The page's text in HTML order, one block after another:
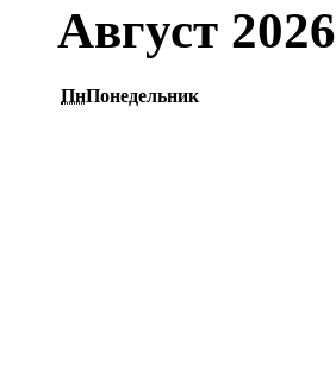
Август 2026
ПнПонедельник